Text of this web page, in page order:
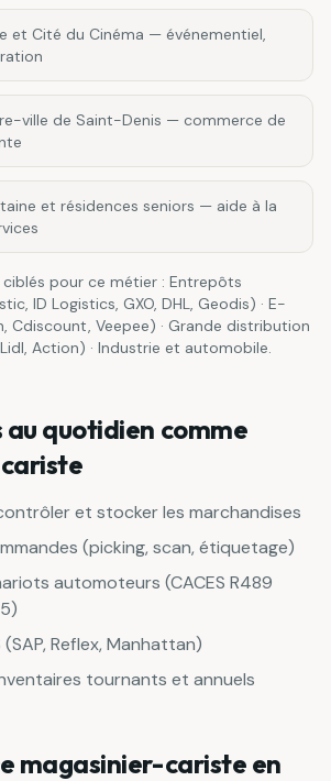
et Cité du Cinéma — événementiel,
ville de Saint-Denis — commerce de
et résidences seniors — aide à la
pour ce métier : Entrepôts
ID Logistics, GXO, DHL, Geodis) · E-
Cdiscount, Veepee) · Grande distribution
Action) · Industrie et automobile.
au quotidien comme
et stocker les marchandises
(picking, scan, étiquetage)
automoteurs (CACES R489
Reflex, Manhattan)
tournants et annuels
magasinier-cariste en